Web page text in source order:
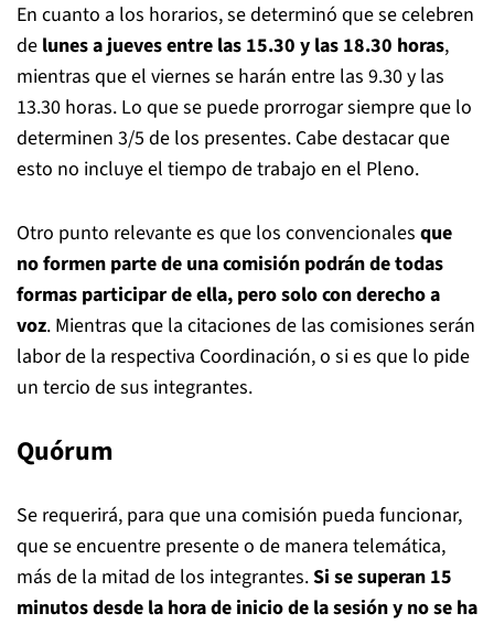
En cuanto a los horarios, se determinó que se celebren
de lunes a jueves entre las 15.30 y las 18.30 horas,
mientras que el viernes se harán entre las 9.30 y las
13.30 horas. Lo que se puede prorrogar siempre que lo
determinen 3/5 de los presentes. Cabe destacar que
esto no incluye el tiempo de trabajo en el Pleno.
Otro punto relevante es que los convencionales que
no formen parte de una comisión podrán de todas
formas participar de ella, pero solo con derecho a
voz. Mientras que la citaciones de las comisiones serán
labor de la respectiva Coordinación, o si es que lo pide
un tercio de sus integrantes.
Quórum
Se requerirá, para que una comisión pueda funcionar,
que se encuentre presente o de manera telemática,
más de la mitad de los integrantes.Si se superan 15
minutos desde la hora de inicio de la sesión y no se ha